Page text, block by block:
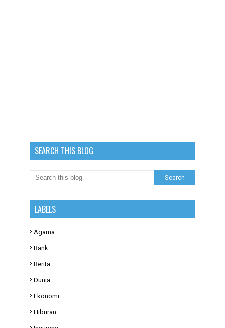
SEARCH THIS BLOG
LABELS
Agama
Bank
Berita
Dunia
Ekonomi
Hiburan